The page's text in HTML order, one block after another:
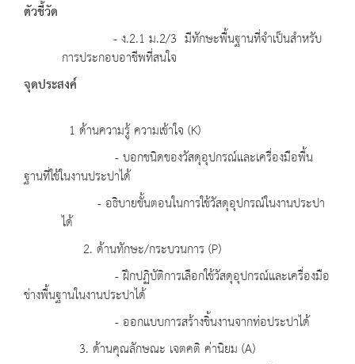
ตัวชี้วัด
- ง.2.1 ม.2/3 มีทักษะพื้นฐานที่จำเป็นสำหรับ
การประกอบอาชีพที่สนใจ
จุดประสงค์
1 ด้านความรู้ ความเข้าใจ (K)
- บอกชนิดของวัสดุอุปกรณ์และเครื่องมือพื้น
ฐานที่ใช้ในงานประปาได้
- อธิบายขั้นตอนในการใช้วัสดุอุปกรณ์ในงานประปา
ได้
2. ด้านทักษะ/กระบวนการ (P)
- ฝึกปฏิบัติการเลือกใช้วัสดุอุปกรณ์และเครื่องมือ
ช่างพื้นฐานในงานประปาได้
- ออกแบบการสร้างชิ้นงานจากท่อประปาได้
3. ด้านคุณลักษณะ เจตคติ ค่านิยม (A)